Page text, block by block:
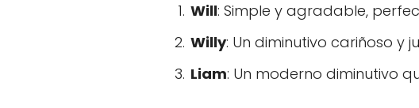
Will: Simple y agradable,
Willy: Un diminutivo cariñoso y
Liam: Un moderno diminutivo